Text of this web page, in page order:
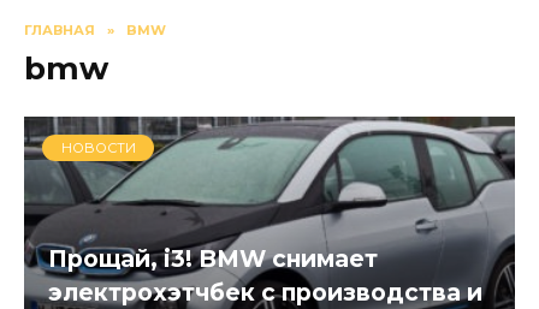
ГЛАВНАЯ » BMW
bmw
НОВОСТИ
Прощай, i3! BMW снимает
электрохэтчбек с производства и